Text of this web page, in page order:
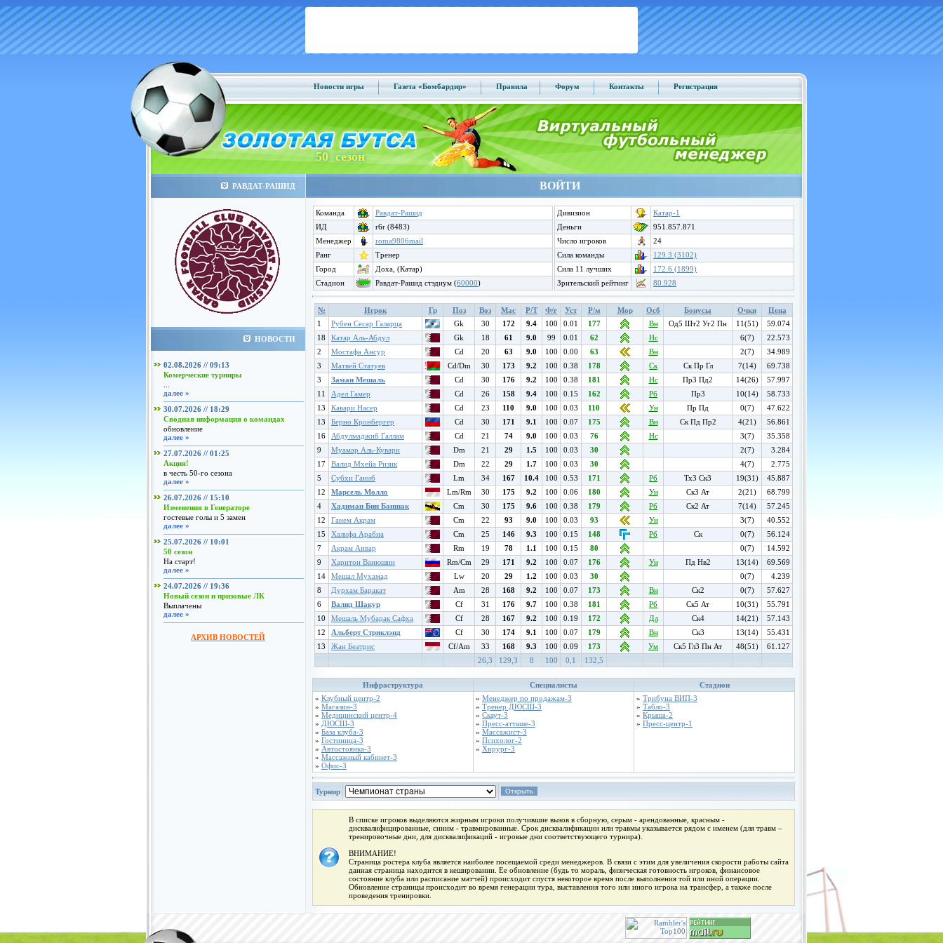
Новости игры Газета «Бомбардир» Правила Форум Контакты Регистрация
50 сезон
РАВДАТ-РАШИД
НОВОСТИ
02.08.2026 // 09:13
Комерческие турниры
далее »
30.07.2026 // 18:29
Сводная информация о командах
обновление
далее »
27.07.2026 // 01:25
Акция!
в честь 50-го сезона
далее »
26.07.2026 // 15:10
Изменения в Генераторе
гостевые голы и 5 замен
далее »
25.07.2026 // 10:01
50 сезон
На старт!
далее »
24.07.2026 // 19:36
Новый сезон и призовые ЛК
Выплачены
далее »
АРХИВ НОВОСТЕЙ
ВОЙТИ
Команда
Равдат-Рашид
ИД
r6r (8483)
Менеджер
roma9806mail
Ранг
Тренер
Город
Доха, (Катар)
Стадион
Равдат-Рашид стэдиум (60000)
Дивизион
Катар-1
Деньги
951.857.871
Число игроков
24
Сила команды
129.3 (3102)
Сила 11 лучших
172.6 (1899)
Зрительский рейтинг
80.928
№ Игрок Гр Поз Воз Мас Р/Т Ф/г Уст Р/м Мор Осб Бонусы Очки
Цена
1
Рубен Сесар Галарца Gk 30 172 9.4 100 0.01 177 Вн Од5 Шт2 Уг2 Пн 11(51)
59.074
18
Катар Аль-Абдул Gk 18 61 9.0 99 0.01 62 Нс 6(7)
22.573
2
Мостафа Ансур Cd 20 63 9.0 100 0.00 63 Вн 2(7)
34.989
3
Матвей Статуев Cd/Dm 30 173 9.2 100 0.38 178 Ск Ск Пр Гл 7(14)
69.738
3
Заман Мешаль Cd 30 176 9.2 100 0.38 181 Нс Пр3 Пд2 14(26)
57.997
11
Адел Гамер Cd 26 158 9.4 100 0.15 162 Рб Пр3 10(14)
58.733
13
Кавари Насер Cd 23 110 9.0 100 0.03 110 Ун Пр Пд 0(7)
47.622
13
Берно Кронбергер Cd 30 171 9.1 100 0.07 175 Вн Ск Пд Пр2 4(21)
56.861
16
Абдулмаджиб Галлам Cd 21 74 9.0 100 0.03 76 Нс 3(7)
35.358
9
Муамар Аль-Кувари Dm 21 29 1.5 100 0.03 30 2(7)
3.284
17
Валид Мхейа Ризик Dm 22 29 1.7 100 0.03 30 4(7)
2.775
5
Субхи Ганиб Lm 34 167 10.4 100 0.53 171 Рб Тх3 Ск3 19(31)
45.887
12
Марсель Молло Lm/Rm 30 175 9.2 100 0.06 180 Ун Ск3 Ат 2(21)
68.799
4
Хадиман Бин Баншак Cm 30 175 9.6 100 0.38 179 Рб Ск2 Ат 7(14)
57.245
12
Ганем Акрам Cm 22 93 9.0 100 0.03 93 Ун 3(7)
40.552
15
Халифа Арабиа Cm 25 146 9.3 100 0.15 148 Рб Ск 0(7)
56.124
7
Акрам Анвар Rm 19 78 1.1 100 0.15 80 0(7)
14.592
9
Харитон Ванюшин Rm/Cm 29 171 9.2 100 0.07 176 Ун Пд Нв2 13(14)
69.569
14
Мешал Мухамад Lw 20 29 1.2 100 0.03 30 0(7)
4.239
8
Дурхам Баракат Am 28 168 9.2 100 0.07 173 Вн Ск2 0(7)
57.627
6
Валид Шакур Cf 31 176 9.7 100 0.38 181 Рб Ск5 Ат 10(31)
55.791
10
Мешаль Мубарак Сафха Cf 28 167 9.2 100 0.19 172 Дл Ск4 14(21)
57.143
12
Альберт Стриклэнд Cf 30 174 9.1 100 0.07 179 Вн Ск3 13(14)
55.431
13
Жан Беатрис Cf/Am 33 168 9.3 100 0.09 173 Ум Ск5 Гл3 Пн Ат 48(51)
61.127
26,3
129,3 8 100 0,1 132,5
Инфраструктура Специалисты
Стадион
» Клубный центр-2
» Магазин-3
» Медицинский центр-4
» ДЮСШ-3
» База клуба-3
» Гостиница-3
» Автостоянка-3
» Массажный кабинет-3
» Офис-3
» Менеджер по продажам-3
» Тренер ДЮСШ-3
» Скаут-3
» Пресс-атташе-3
» Массажист-3
» Психолог-2
» Хирург-3
» Трибуна ВИП-3
» Табло-3
» Крыша-2
» Пресс-центр-1
Турнир
В списке игроков выделяются жирным игроки получившие вызов в сборную, серым - арендованные, красным -
дисквалифицированные, синим - травмированные. Срок дисквалификации или травмы указывается рядом с именем (для травм –
тренировочные дни, для дисквалификаций - игровые дни соответствующего турнира).
ВНИМАНИЕ!
Страница ростера клуба является наиболее посещаемой среди менеджеров. В связи с этим для увеличения скорости работы сайта
данная страница находится в кешировании. Ее обновление (будь то мораль, физическая готовность игроков, финансовое
состояние клуба или расписание матчей) происходит спустя некоторое время после выполнения той или иной операции.
Обновление страницы происходит во время генерации тура, выставления того или иного игрока на трансфер, а также после
проведения тренировки.